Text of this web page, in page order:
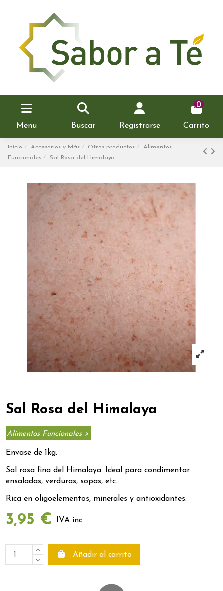
Menu Buscar Registrarse
0
Carrito
Inicio Accesorios y Más Otros productos
Alimentos
Funcionales
Sal Rosa del Himalaya
Sal Rosa del Himalaya
Alimentos Funcionales >
Envase de 1kg.
Sal rosa fina del Himalaya. Ideal para condimentar
ensaladas, verduras, sopas, etc.
Rica en oligoelementos, minerales y antioxidantes.
3,95 € IVA inc.
Añadir al carrito